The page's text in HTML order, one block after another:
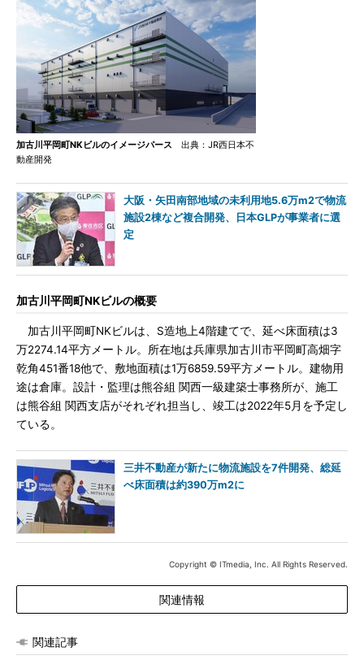
加古川平岡町NKビルのイメージパース 出典：JR西日本不
動産開発
大阪・矢田南部地域の未利用地5.6万m2で物流
施設2棟など複合開発、日本GLPが事業者に選
定
加古川平岡町NKビルの概要
加古川平岡町NKビルは、S造地上4階建てで、延べ床面積は3
万2274.14平方メートル。所在地は兵庫県加古川市平岡町高畑字
乾角451番18他で、敷地面積は1万6859.59平方メートル。建物用
途は倉庫。設計・監理は熊谷組 関西一級建築士事務所が、施工
は熊谷組 関西支店がそれぞれ担当し、竣工は2022年5月を予定し
ている。
三井不動産が新たに物流施設を7件開発、総延
べ床面積は約390万m2に
Copyright © ITmedia, Inc. All Rights Reserved.
関連情報
関連記事